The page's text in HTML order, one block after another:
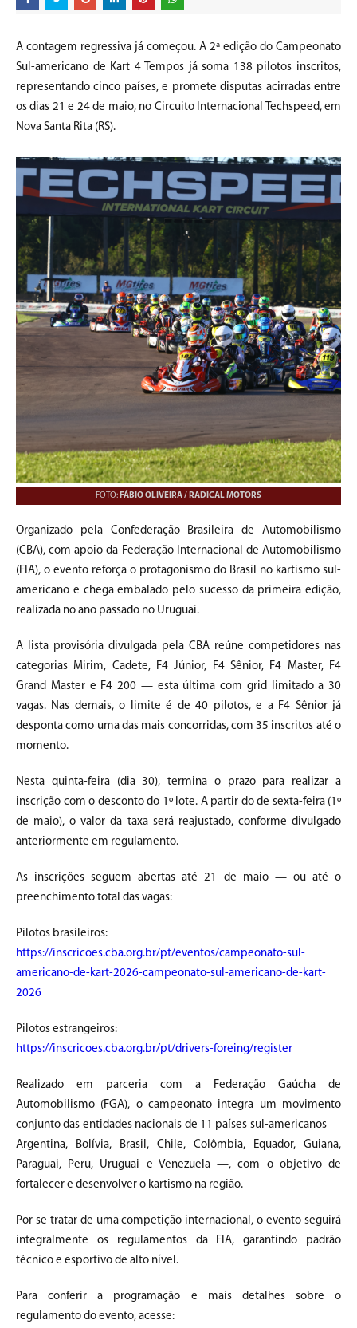
A contagem regressiva já começou. A 2ª edição do Campeonato
Sul-americano de Kart 4 Tempos já soma 138 pilotos inscritos,
representando cinco países, e promete disputas acirradas entre
os dias 21 e 24 de maio, no Circuito Internacional Techspeed, em
Nova Santa Rita (RS).
FOTO: FÁBIO OLIVEIRA / RADICAL MOTORS
Organizado pela Confederação Brasileira de Automobilismo
(CBA), com apoio da Federação Internacional de Automobilismo
(FIA), o evento reforça o protagonismo do Brasil no kartismo sul-
americano e chega embalado pelo sucesso da primeira edição,
realizada no ano passado no Uruguai.
A lista provisória divulgada pela CBA reúne competidores nas
categorias Mirim, Cadete, F4 Júnior, F4 Sênior, F4 Master, F4
Grand Master e F4 200 — esta última com grid limitado a 30
vagas. Nas demais, o limite é de 40 pilotos, e a F4 Sênior já
desponta como uma das mais concorridas, com 35 inscritos até o
momento.
Nesta quinta-feira (dia 30), termina o prazo para realizar a
inscrição com o desconto do 1º lote. A partir do de sexta-feira (1º
de maio), o valor da taxa será reajustado, conforme divulgado
anteriormente em regulamento.
As inscrições seguem abertas até 21 de maio — ou até o
preenchimento total das vagas:
Pilotos brasileiros:
https://inscricoes.cba.org.br/pt/eventos/campeonato-sul-
americano-de-kart-2026-campeonato-sul-americano-de-kart-
2026
Pilotos estrangeiros:
https://inscricoes.cba.org.br/pt/drivers-foreing/register
Realizado em parceria com a Federação Gaúcha de
Automobilismo (FGA), o campeonato integra um movimento
conjunto das entidades nacionais de 11 países sul-americanos —
Argentina, Bolívia, Brasil, Chile, Colômbia, Equador, Guiana,
Paraguai, Peru, Uruguai e Venezuela —, com o objetivo de
fortalecer e desenvolver o kartismo na região.
Por se tratar de uma competição internacional, o evento seguirá
integralmente os regulamentos da FIA, garantindo padrão
técnico e esportivo de alto nível.
Para conferir a programação e mais detalhes sobre o
regulamento do evento, acesse: